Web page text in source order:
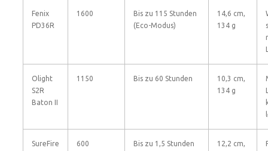
Fenix
PD36R
1600
Bis zu 115 Stunden
(Eco-Modus)
14,6 cm,
134 g
Olight
S2R
Baton II
1150 Bis zu 60 Stunden
10,3 cm,
134 g
SureFire
600
Bis zu 1,5 Stunden
12,2 cm,